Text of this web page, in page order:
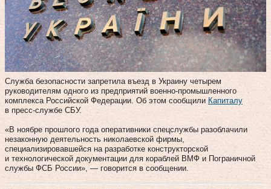
Служба безопасности запретила въезд в Украину четырем
руководителям одного из предприятий военно-промышленного
комплекса Российской Федерации. Об этом сообщили Капиталу
в пресс-службе СБУ.
«В ноябре прошлого года оперативники спецслужбы разоблачили
незаконную деятельность николаевской фирмы,
специализировавшейся на разработке конструкторской
и технологической документации для кораблей ВМФ и Пограничной
службы ФСБ России», — говорится в сообщении.